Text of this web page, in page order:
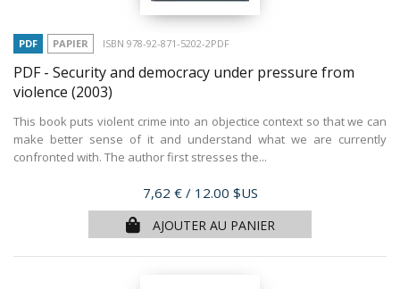
PDF PAPIER ISBN 978-92-871-5202-2PDF
PDF - Security and democracy under pressure from
violence (2003)
This book puts violent crime into an objectice context so that we can
make better sense of it and understand what we are currently
confronted with. The author first stresses the...
Prix
7,62 € / 12.00 $US
AJOUTER AU PANIER